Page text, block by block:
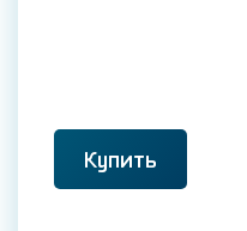
Купить